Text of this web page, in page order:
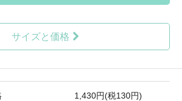
サイズと価格
1,430円(税130円)